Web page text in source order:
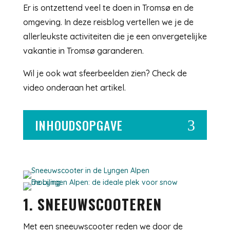
Er is ontzettend veel te doen in Tromsø en de
omgeving. In deze reisblog vertellen we je de
allerleukste activiteiten die je een onvergetelijke
vakantie in Tromsø garanderen.
Wil je ook wat sfeerbeelden zien? Check de
video onderaan het artikel.
INHOUDSOPGAVE 3
1. SNEEUWSCOOTEREN
Met een sneeuwscooter reden we door de